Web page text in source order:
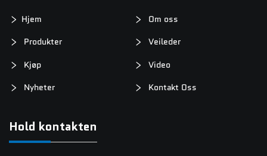
Hjem
Om oss
Produkter
Veileder
Kjøp
Video
Nyheter
Kontakt Oss
Hold kontakten